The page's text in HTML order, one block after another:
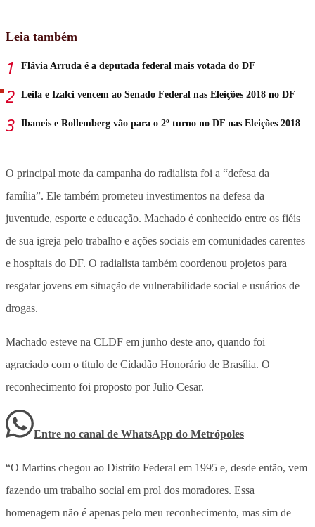
Leia também
Flávia Arruda é a deputada federal mais votada do DF
Leila e Izalci vencem ao Senado Federal nas Eleições 2018 no DF
Ibaneis e Rollemberg vão para o 2º turno no DF nas Eleições 2018
O principal mote da campanha do radialista foi a “defesa da
família”. Ele também prometeu investimentos na defesa da
juventude, esporte e educação. Machado é conhecido entre os fiéis
de sua igreja pelo trabalho e ações sociais em comunidades carentes
e hospitais do DF. O radialista também coordenou projetos para
resgatar jovens em situação de vulnerabilidade social e usuários de
drogas.
Machado esteve na CLDF em junho deste ano, quando foi
agraciado com o título de Cidadão Honorário de Brasília. O
reconhecimento foi proposto por Julio Cesar.
Entre no canal de WhatsApp do Metrópoles
“O Martins chegou ao Distrito Federal em 1995 e, desde então, vem
fazendo um trabalho social em prol dos moradores. Essa
homenagem não é apenas pelo meu reconhecimento, mas sim de